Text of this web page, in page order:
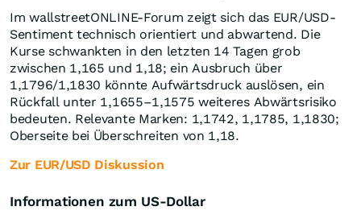
Im wallstreetONLINE-Forum zeigt sich das EUR/USD-
Sentiment technisch orientiert und abwartend. Die
Kurse schwankten in den letzten 14 Tagen grob
zwischen 1,165 und 1,18; ein Ausbruch über
1,1796/1,1830 könnte Aufwärtsdruck auslösen, ein
Rückfall unter 1,1655–1,1575 weiteres Abwärtsrisiko
bedeuten. Relevante Marken: 1,1742, 1,1785, 1,1830;
Oberseite bei Überschreiten von 1,18.
Zur EUR/USD Diskussion
Informationen zum US-Dollar